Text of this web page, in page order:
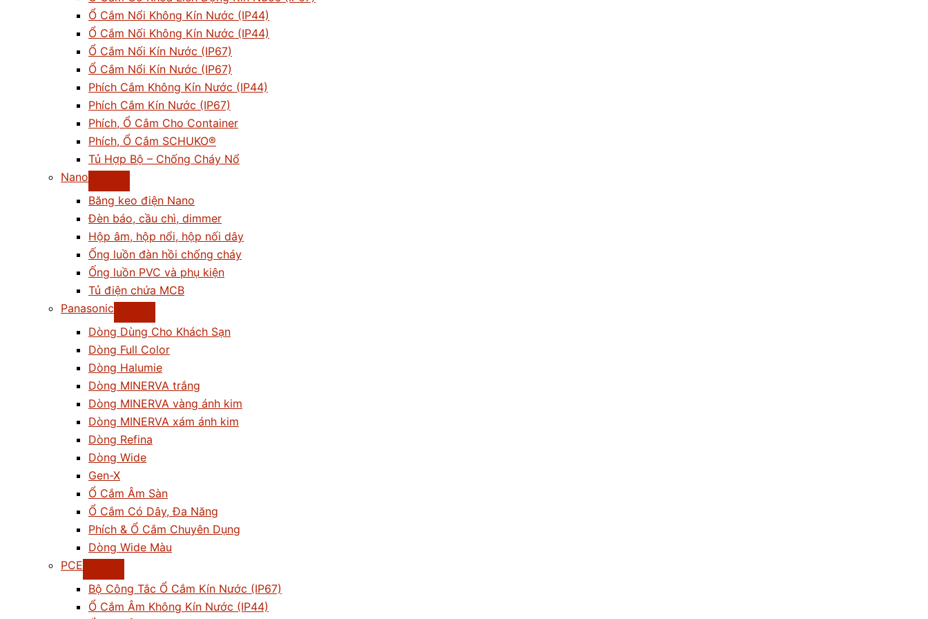
Ổ Cắm Nổi Không Kín Nước (IP44)
Ổ Cắm Nối Không Kín Nước (IP44)
Ổ Cắm Nối Kín Nước (IP67)
Ổ Cắm Nổi Kín Nước (IP67)
Phích Cắm Không Kín Nước (IP44)
Phích Cắm Kín Nước (IP67)
Phích, Ổ Cắm Cho Container
Phích, Ổ Cắm SCHUKO®
Tủ Hợp Bộ – Chống Cháy Nổ
Nano
Băng keo điện Nano
Đèn báo, cầu chì, dimmer
Hộp âm, hộp nổi, hộp nối dây
Ống luồn đàn hồi chống cháy
Ống luồn PVC và phụ kiện
Tủ điện chứa MCB
Panasonic
Dòng Dùng Cho Khách Sạn
Dòng Full Color
Dòng Halumie
Dòng MINERVA trắng
Dòng MINERVA vàng ánh kim
Dòng MINERVA xám ánh kim
Dòng Refina
Dòng Wide
Gen-X
Ổ Cắm Âm Sàn
Ổ Cắm Có Dây, Đa Năng
Phích & Ổ Cắm Chuyên Dụng
Dòng Wide Màu
PCE
Bộ Công Tắc Ổ Cắm Kín Nước (IP67)
Ổ Cắm Âm Không Kín Nước (IP44)